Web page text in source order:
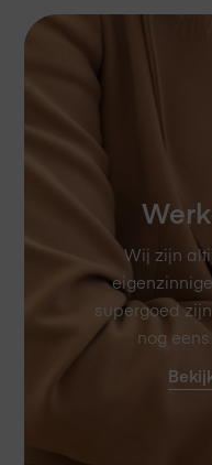
Wij zijn
supergoed
nog